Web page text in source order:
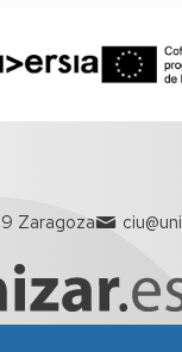
Zaragoza